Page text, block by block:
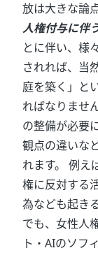
放は大きな論
人権付与に伴
とに伴い、様
されれば、当
庭を築く」と
ればなりませ
の整備が必要
観点の違いな
れます。 例え
権に反対する
為なども起き
でも、女性人
ト・AIのソフ